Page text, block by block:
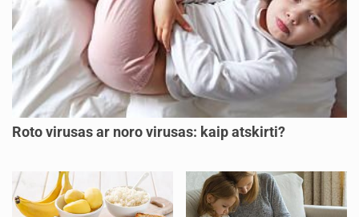
Roto virusas ar noro virusas: kaip atskirti?